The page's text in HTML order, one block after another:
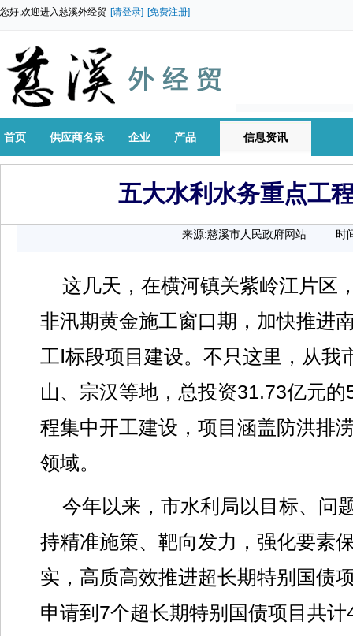
您好,欢迎进入慈溪外经贸 [请登录] [免费注册]
首页 供应商名录 企业 产品 信息资讯
五大水利水务重点工
来源:慈溪市人民政府网站 时
这几天，在横河镇关紫岭江片区
非汛期黄金施工窗口期，加快推进
工Ⅰ标段项目建设。不只这里，从我
山、宗汉等地，总投资31.73亿元
程集中开工建设，项目涵盖防洪排
领域。
今年以来，市水利局以目标、问
持精准施策、靶向发力，强化要素
实，高质高效推进超长期特别国债
申请到7个超长期特别国债项目共